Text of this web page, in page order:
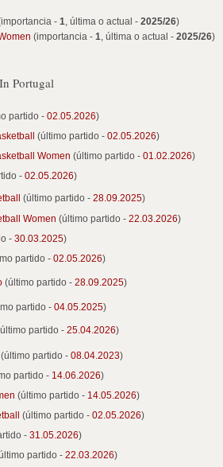
- 1, última o actual - 2025/26)
(importancia - 1, última o actual - 2025/26)
Portugal
partido - 02.05.2026)
(último partido - 02.05.2026)
Women (último partido - 01.02.2026)
- 02.05.2026)
(último partido - 28.09.2025)
Women (último partido - 22.03.2026)
- 30.03.2025)
partido - 02.05.2026)
(último partido - 28.09.2025)
partido - 04.05.2025)
partido - 25.04.2026)
(último partido - 08.04.2023)
partido - 14.06.2026)
(último partido - 14.05.2026)
(último partido - 02.05.2026)
- 31.05.2026)
partido - 22.03.2026)